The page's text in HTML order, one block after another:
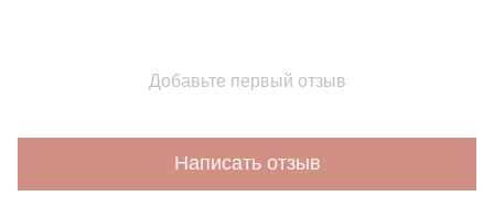
Добавьте первый отзыв
Написать отзыв